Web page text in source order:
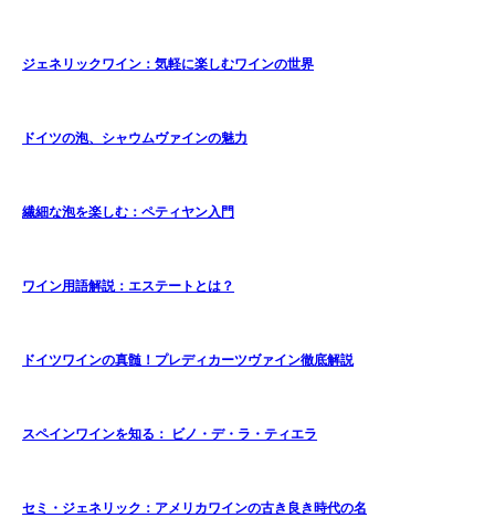
ジェネリックワイン：気軽に楽しむワインの世界
ドイツの泡、シャウムヴァインの魅力
繊細な泡を楽しむ：ペティヤン入門
ワイン用語解説：エステートとは？
ドイツワインの真髄！プレディカーツヴァイン徹底解説
スペインワインを知る： ビノ・デ・ラ・ティエラ
セミ・ジェネリック：アメリカワインの古き良き時代の名